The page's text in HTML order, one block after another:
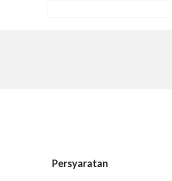
Persyaratan